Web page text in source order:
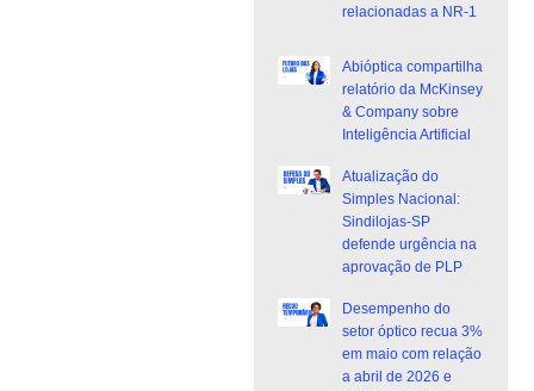
relacionadas a NR-1
Abióptica compartilha
relatório da McKinsey
& Company sobre
Inteligência Artificial
Atualização do
Simples Nacional:
Sindilojas-SP
defende urgência na
aprovação de PLP
Desempenho do
setor óptico recua 3%
em maio com relação
a abril de 2026 e